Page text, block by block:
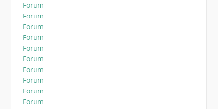
Forum
Forum
Forum
Forum
Forum
Forum
Forum
Forum
Forum
Forum